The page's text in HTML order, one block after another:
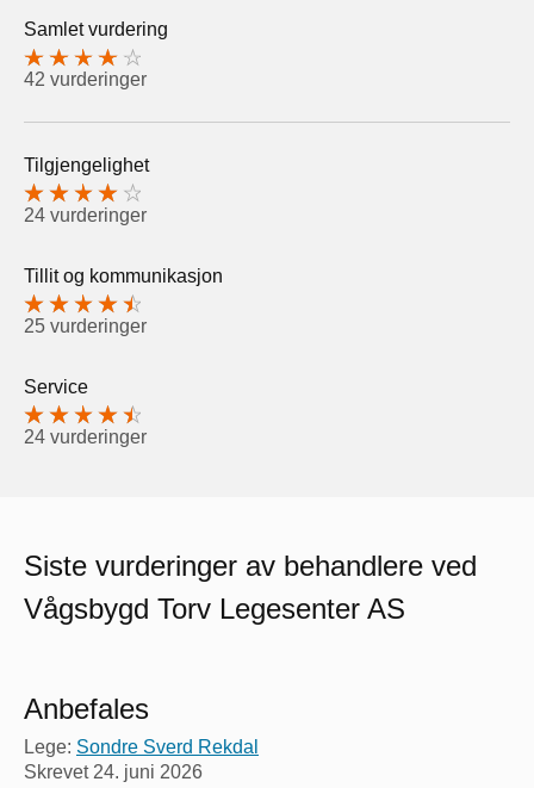
Samlet vurdering
42 vurderinger
Tilgjengelighet
24 vurderinger
Tillit og kommunikasjon
25 vurderinger
Service
24 vurderinger
Siste vurderinger av behandlere ved
Vågsbygd Torv Legesenter AS
Anbefales
Lege: Sondre Sverd Rekdal
Skrevet 24. juni 2026